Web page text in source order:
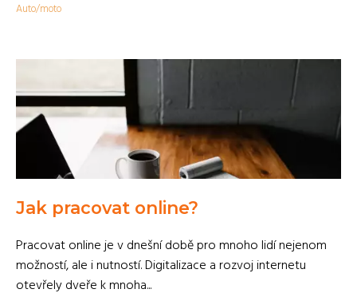
Auto/moto
Jak pracovat online?
Pracovat online je v dnešní době pro mnoho lidí nejenom
možností, ale i nutností. Digitalizace a rozvoj internetu
otevřely dveře k mnoha...